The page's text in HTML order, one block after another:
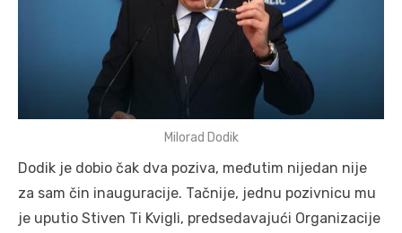
Milorad Dodik
Dodik je dobio čak dva poziva, međutim nijedan nije
za sam čin inauguracije. Tačnije, jednu pozivnicu mu
je uputio Stiven Ti Kvigli, predsedavajući Organizacije